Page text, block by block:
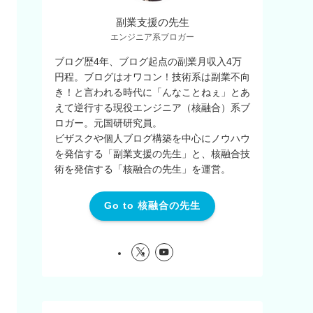
副業支援の先生
エンジニア系ブロガー
ブログ歴4年、ブログ起点の副業月収入4万
円程。ブログはオワコン！技術系は副業不向
き！と言われる時代に「んなことねぇ」とあ
えて逆行する現役エンジニア（核融合）系ブ
ロガー。元国研研究員。
ビザスクや個人ブログ構築を中心にノウハウ
を発信する「副業支援の先生」と、核融合技
術を発信する「核融合の先生」を運営。
Go to 核融合の先生